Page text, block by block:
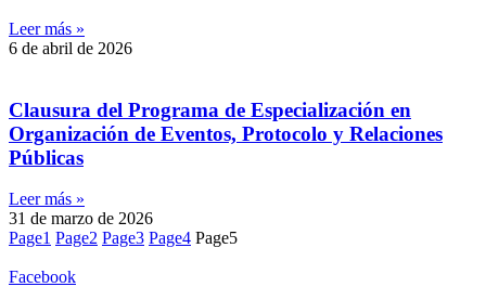
Leer más »
6 de abril de 2026
Clausura del Programa de Especialización en
Organización de Eventos, Protocolo y Relaciones
Públicas
Leer más »
31 de marzo de 2026
Page1 Page2 Page3 Page4 Page5
Facebook